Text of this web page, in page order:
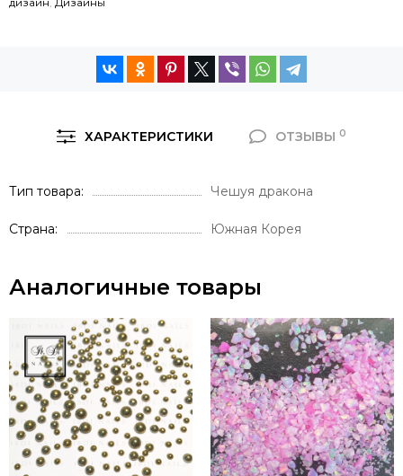
ХАРАКТЕРИСТИКИ ОТЗЫВЫ 0
Тип товара Чешуя дракона
Страна Южная Корея
Аналогичные товары